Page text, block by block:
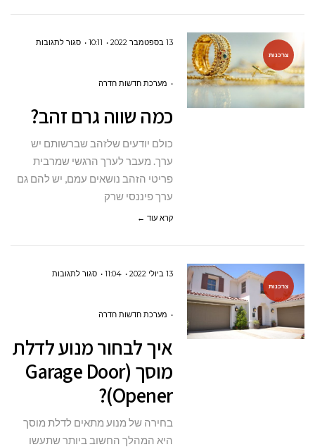
צרכנות
13 בספטמבר 2022 10:11 סגור לתגובותעל
זהב?
מערכת חדשות חדרה
כמה שווה גרם זהב?
כולם יודעים שלזהב שברשותם יש
ערך. מעבר לערך הרגשי שמרבית
פריטי הזהב נושאים עמם, יש להם גם
ערך פיננסי שרק
קרא עוד ←
צרכנות
13 ביולי 2022 11:04 סגור לתגובותעל
לדלת
מוסך
OPENER)?
מערכת חדשות חדרה
איך לבחור מנוע לדלת
מוסך (Garage Door
Opener)?
בחירה של מנוע מתאים לדלת מוסך
היא המהלך החשוב ביותר שתעשו